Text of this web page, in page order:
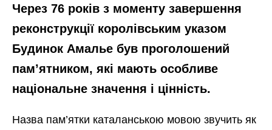
Через 76 років з моменту завершення
реконструкції королівським указом
Будинок Амалье був проголошений
пам’ятником, які мають особливе
національне значення і цінність.
Назва пам’ятки каталанською мовою звучить як